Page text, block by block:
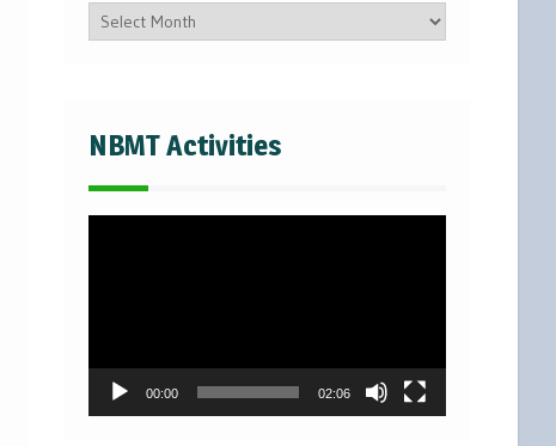
Posts
NBMT Activities
00:00 02:06